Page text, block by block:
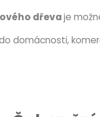
dřevaje
domácnosti,